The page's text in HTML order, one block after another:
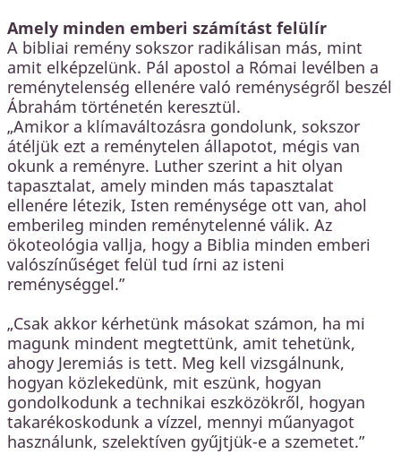
Amely minden emberi számítást felülír
A bibliai remény sokszor radikálisan más, mint
amit elképzelünk. Pál apostol a Római levélben a
reménytelenség ellenére való reménységről beszél
Ábrahám történetén keresztül.
„Amikor a klímaváltozásra gondolunk, sokszor
átéljük ezt a reménytelen állapotot, mégis van
okunk a reményre. Luther szerint a hit olyan
tapasztalat, amely minden más tapasztalat
ellenére létezik, Isten reménysége ott van, ahol
emberileg minden reménytelenné válik. Az
ökoteológia vallja, hogy a Biblia minden emberi
valószínűséget felül tud írni az isteni
reménységgel.”
„Csak akkor kérhetünk másokat számon, ha mi
magunk mindent megtettünk, amit tehetünk,
ahogy Jeremiás is tett. Meg kell vizsgálnunk,
hogyan közlekedünk, mit eszünk, hogyan
gondolkodunk a technikai eszközökről, hogyan
takarékoskodunk a vízzel, mennyi műanyagot
használunk, szelektíven gyűjtjük-e a szemetet.”